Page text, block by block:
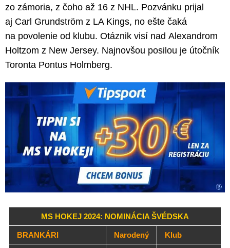
zo zámoria, z čoho až 16 z NHL. Pozvánku prijal
aj Carl Grundström z LA Kings, no ešte čaká
na povolenie od klubu. Otáznik visí nad Alexandrom
Holtzom z New Jersey. Najnovšou posilou je útočník
Toronta Pontus Holmberg.
MS HOKEJ 2024: NOMINÁCIA ŠVÉDSKA
BRANKÁRI Narodený Klub